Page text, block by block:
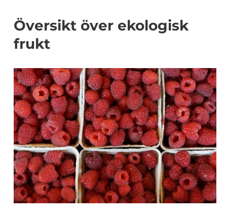
Översikt över ekologisk
frukt